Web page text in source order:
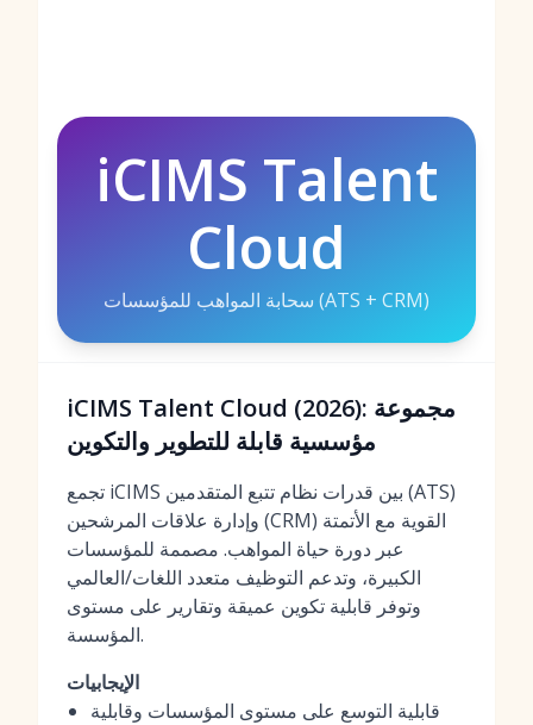
iCIMS Talent
Cloud
سحابة المواهب للمؤسسات (ATS + CRM)
iCIMS Talent Cloud (2026): مجموعة
مؤسسية قابلة للتطوير والتكوين
تجمع iCIMS بين قدرات نظام تتبع المتقدمين (ATS)
وإدارة علاقات المرشحين (CRM) القوية مع الأتمتة
عبر دورة حياة المواهب. مصممة للمؤسسات
الكبيرة، وتدعم التوظيف متعدد اللغات/العالمي
وتوفر قابلية تكوين عميقة وتقارير على مستوى
المؤسسة.
الإيجابيات
قابلية التوسع على مستوى المؤسسات وقابلية